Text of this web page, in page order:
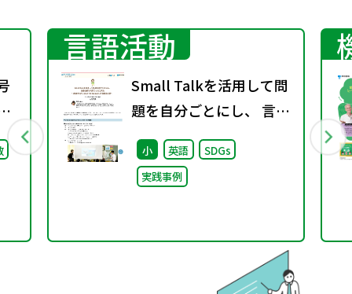
言語活動
Small Talkを活用して問
題を自分ごとにし、 言語
活動を充実させる工夫を
～6年生 Unit 6 Save the
animals. の指導実践例～
小 英語
SDGs
実践事例